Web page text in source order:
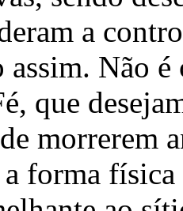
a
assim. Não é
que
morrerem
forma